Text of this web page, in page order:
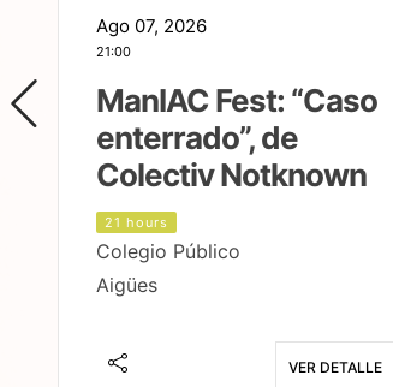
Ago 07, 2026
21:00
ManIAC Fest: “Caso
enterrado”, de
Colectiv Notknown
21 hours
Colegio Público
Aigües
VER DETALLE